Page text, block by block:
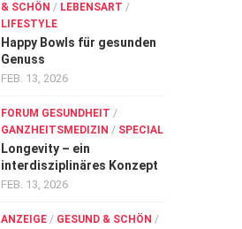
& SCHÖN / LEBENSART /
LIFESTYLE
Happy Bowls für gesunden
Genuss
FEB. 13, 2026
FORUM GESUNDHEIT /
GANZHEITSMEDIZIN / SPECIAL
Longevity – ein
interdisziplinäres Konzept
FEB. 13, 2026
ANZEIGE / GESUND & SCHÖN /